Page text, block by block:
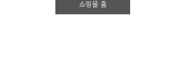
쇼핑몰 홈